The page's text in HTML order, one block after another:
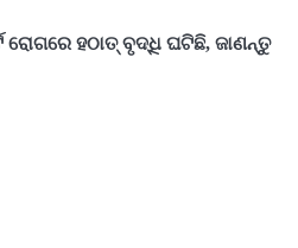
ହଠାତ୍ ବୃଦ୍ଧି ଘଟିଛି, ଜାଣନ୍ତୁ